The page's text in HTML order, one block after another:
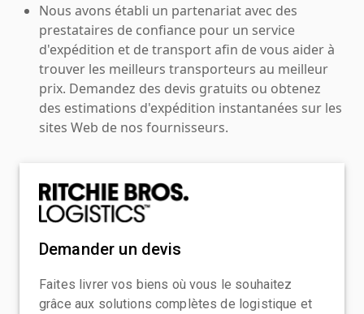
Nous avons établi un partenariat avec des
prestataires de confiance pour un service
d'expédition et de transport afin de vous aider à
trouver les meilleurs transporteurs au meilleur
prix. Demandez des devis gratuits ou obtenez
des estimations d'expédition instantanées sur les
sites Web de nos fournisseurs.
Demander un devis
Faites livrer vos biens où vous le souhaitez
grâce aux solutions complètes de logistique et